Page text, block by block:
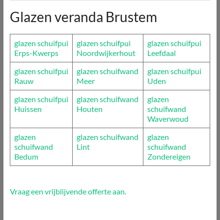
Glazen veranda Brustem
glazen schuifpui
Erps-Kwerps
glazen schuifpui
Noordwijkerhout
glazen schuifpui
Leefdaal
glazen schuifpui
Rauw
glazen schuifwand
Meer
glazen schuifpui
Uden
glazen schuifpui
Huissen
glazen schuifwand
Houten
glazen
schuifwand
Waverwoud
glazen
schuifwand
Bedum
glazen schuifwand
Lint
glazen
schuifwand
Zondereigen
Vraag een vrijblijvende offerte aan.